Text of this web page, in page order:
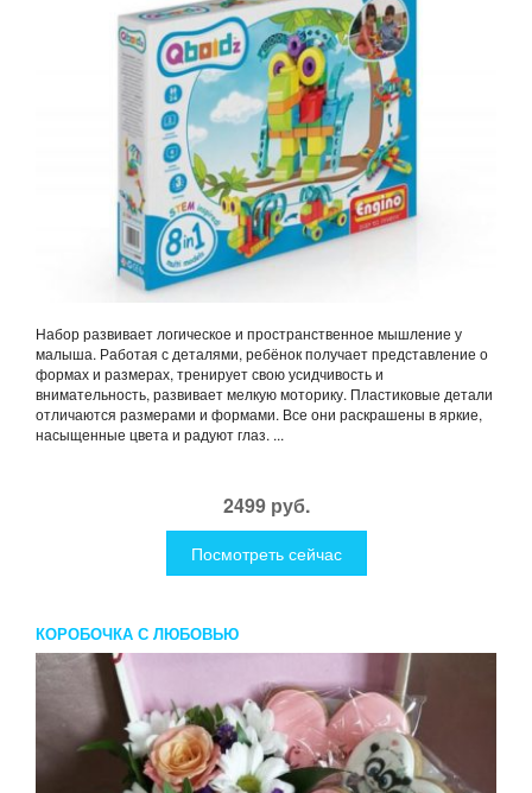
Набор развивает логическое и пространственное мышление у
малыша. Работая с деталями, ребёнок получает представление о
формах и размерах, тренирует свою усидчивость и
внимательность, развивает мелкую моторику. Пластиковые детали
отличаются размерами и формами. Все они раскрашены в яркие,
насыщенные цвета и радуют глаз. ...
2499 руб.
Посмотреть сейчас
КОРОБОЧКА С ЛЮБОВЬЮ